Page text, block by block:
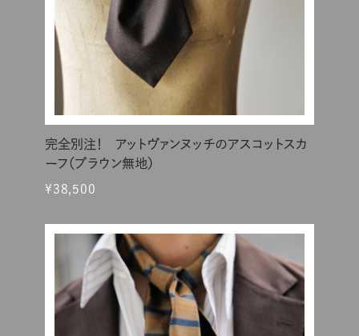
完全別注！ アットヴァンヌッチのアスコットスカ
ーフ（ブラウン無地）
¥38,500